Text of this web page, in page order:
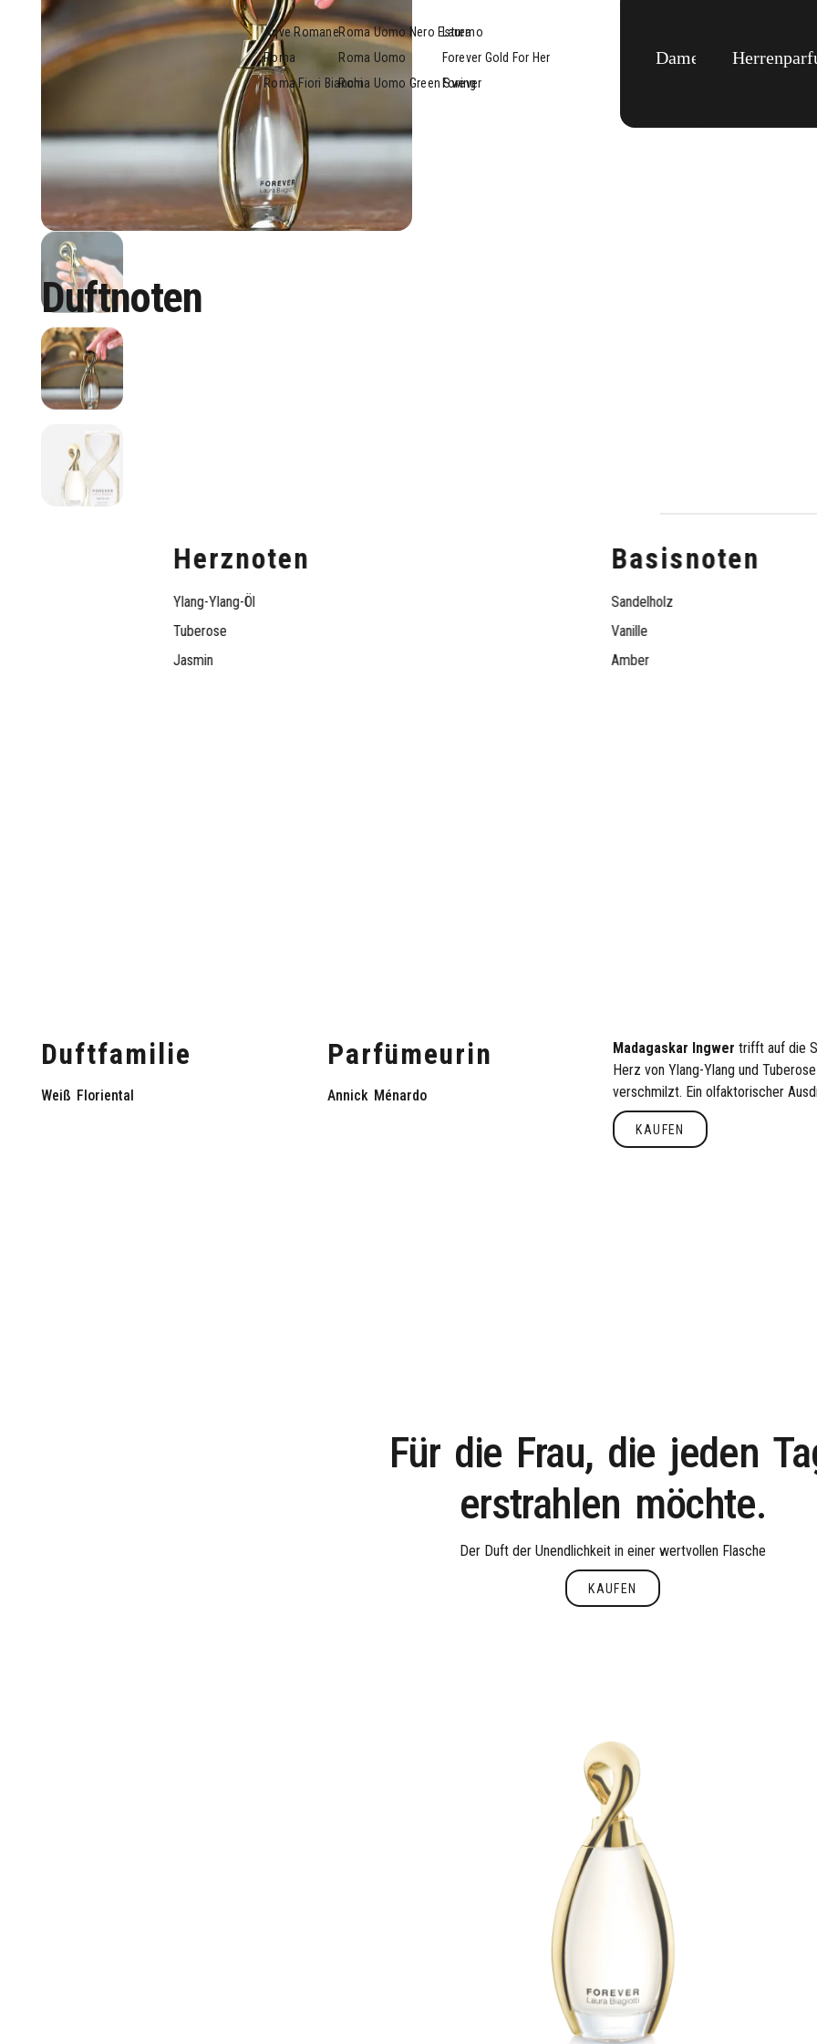
Aqve Romane
Roma
Roma Fiori Bianchi
Laura
Forever Gold For Her
Forever
Damenparfum
Roma Uomo Nero Estremo
Roma Uomo
Roma Uomo Green Swing
Duftnoten
Herznoten
Ylang-Ylang-Öl
Tuberose
Jasmin
Basisnoten
Sandelholz
Vanille
Amber
Duftfamilie
Weiß Floriental
Parfümeurin
Annick Ménardo
Madagaskar Ingwer trifft auf die
Herz von Ylang-Ylang und
verschmilzt. Ein olfaktorischer
Kaufen
KAUFEN
Für die Frau, die jeden
erstrahlen möchte.
Der Duft der Unendlichkeit in einer wertvollen Flasche
Kaufen
KAUFEN